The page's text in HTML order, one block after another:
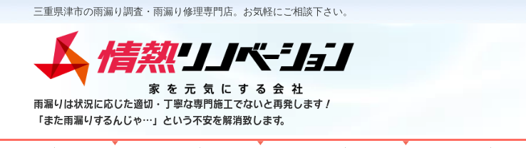
三重県津市の雨漏り調査・雨漏り修理専門店。お気軽にご相談下さい。
雨漏りは状況に応じた適切・丁寧な専門施工でないと再発します！
「また雨漏りするんじゃ…」という不安を解消致します。